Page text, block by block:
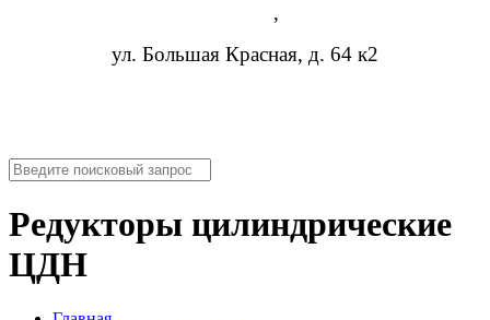
,
ул. Большая Красная, д. 64 к2
Редукторы цилиндрические
ЦДН